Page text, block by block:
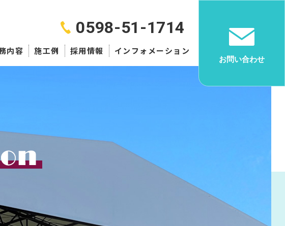
0598-51-1714
内容 施工例 採用情報 インフォメーション
お問い合わせ